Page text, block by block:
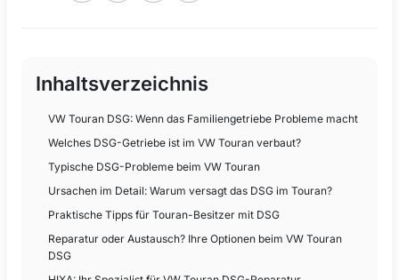
Inhaltsverzeichnis
VW Touran DSG: Wenn das Familiengetriebe Probleme macht
Welches DSG-Getriebe ist im VW Touran verbaut?
Typische DSG-Probleme beim VW Touran
Ursachen im Detail: Warum versagt das DSG im Touran?
Praktische Tipps für Touran-Besitzer mit DSG
Reparatur oder Austausch? Ihre Optionen beim VW Touran
DSG